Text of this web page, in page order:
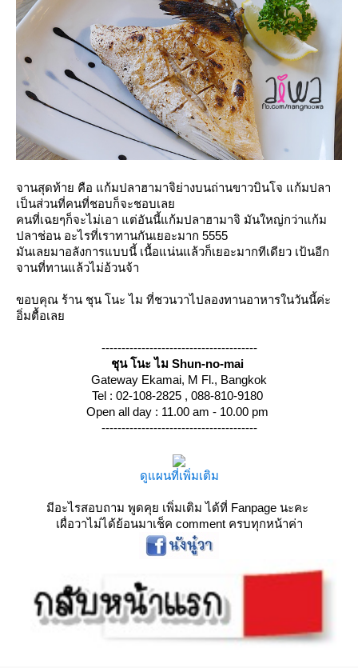
จานสุดท้าย คือ แก้มปลาฮามาจิย่างบนถ่านขาวบินโจ แก้มปลา
เป็นส่วนที่คนที่ชอบก็จะชอบเล
คนที่เฉยๆก็จะไม่เอา แต่อันนี้แก้มปลาฮามาจิ มันใหญ่กว่าแก้ม
ปลาช่อน อะไรที่เราทานกันเยอะมาก 5555
มันเลยมาอลังการแบบนี้ เนื้อแน่นแล้วก็เยอะมากทีเดียว เป้นอีก
จานที่ทานแล้วไม่อ้วนจ้า
ขอบคุณ ร้าน ชุน โนะ ไม ที่ชวนวาไปลองทานอาหารในวันนี้ค่ะ
อิ่มตื้อเล
---------------------------------------
ชุน โนะ ไม Shun-no-mai
Gateway Ekamai, M Fl., Bangkok
Tel : 02-108-2825 , 088-810-9180
Open all day : 11.00 am - 10.00 pm
---------------------------------------
ดูแผนที่เพิ่มเติม
มีอะไรสอบถาม พูดคุย เพิ่มเติม ได้ที่ Fanpage นะคะ
เผื่อวาไม่ได้ย้อนมาเช็ค comment ครบทุกหน้าค่า